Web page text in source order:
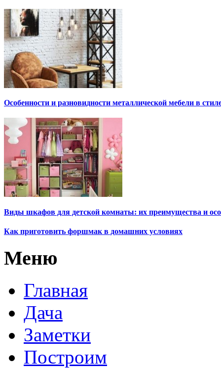
Особенности и разновидности металлической мебели в
Виды шкафов для детской комнаты: их преимущества и
Как приготовить форшмак в домашних условиях
Меню
Главная
Дача
Заметки
Построим